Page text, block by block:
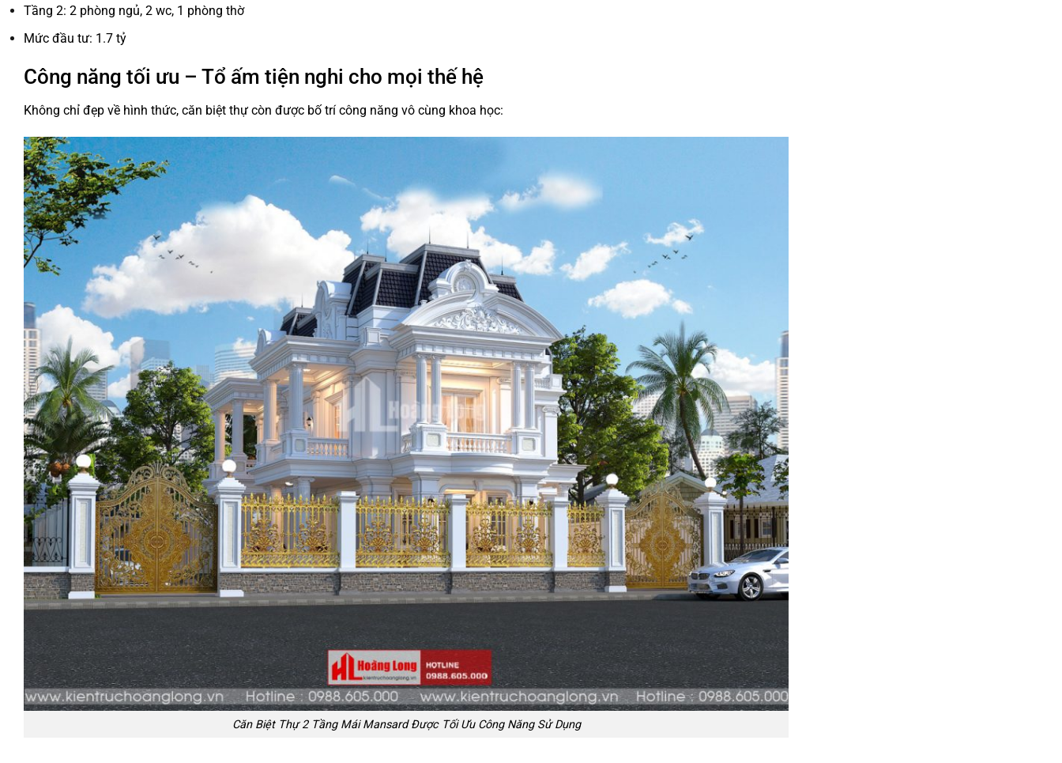
Tầng 2: 2 phòng ngủ, 2 wc, 1 phòng thờ
Mức đầu tư: 1.7 tỷ
Công năng tối ưu – Tổ ấm tiện nghi cho mọi thế hệ
Không chỉ đẹp về hình thức, căn biệt thự còn được bố trí công năng vô cùng khoa học:
Căn Biệt Thự 2 Tầng Mái Mansard Được Tối Ưu Công Năng Sử Dụng